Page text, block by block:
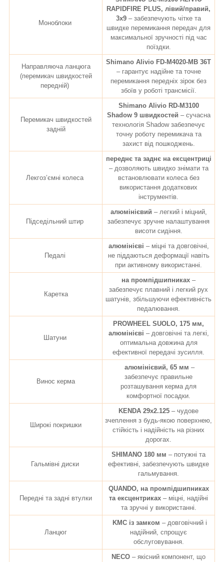
Моноблоки
RAPIDFIRE PLUS, лівий/правий,
3х9 – забезпечують чітке та
швидке перемикання передач для
максимальної зручності під час
поїздки.
Направляюча ланцюга
(перемикач швидкостей
передній)
Shimano Alivio FD-M4020-MB 36T
– гарантує надійне та точне
перемикання передніх зірок без
збоїв у роботі трансмісії.
Перемикач швидкостей
задній
Shimano Alivio RD-M3100
Shadow 9 швидкостей – сучасна
технологія Shadow забезпечує
точну роботу перемикача та
захист від пошкоджень.
Лекгоз’ємні колеса
переднє та заднє на ексцентриці
– дозволяють швидко знімати та
встановлювати колеса без
використання додаткових
інструментів.
Підседільний штир
алюмінієвий – легкий і міцний,
забезпечує зручне налаштування
висоти сидіння.
Педалі
алюмінієві – міцні та довговічні,
не піддаються деформації навіть
при активному використанні.
Каретка
на промпідшипниках –
забезпечує плавний і легкий рух
шатунів, збільшуючи ефективність
педалювання.
Шатуни
PROWHEEL SUOLO, 175 мм,
алюмінієві – довговічні та легкі,
оптимальна довжина для
ефективної передачі зусилля.
Винос керма
алюмінієвий, 65 мм –
забезпечує правильне
розташування керма для
комфортної посадки.
Широкі покришки
KENDA 29x2.125 – чудове
зчеплення з будь-якою поверхнею,
стійкість і надійність на різних
дорогах.
Гальмівні диски
SHIMANO 180 мм – потужні та
ефективні, забезпечують швидке
гальмування.
Передні та задні втулки
QUANDO, на промпідшипниках
та ексцентриках – міцні, надійні
та зручні у використанні.
Ланцюг
KMC із замком – довговічний і
надійний, спрощує
обслуговування.
NECO – якісний компонент, що